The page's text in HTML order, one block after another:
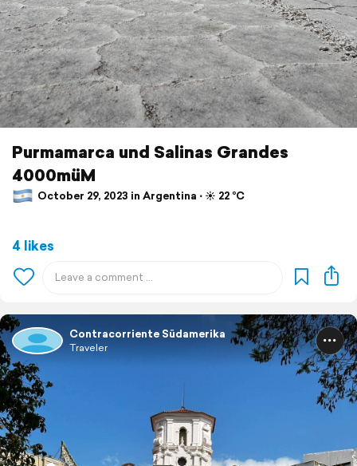
Purmamarca und Salinas Grandes
4000müM
October 29, 2023 in Argentina ⋅ ☀️ 22 °C
4 likes
Contracorriente Südamerika
Traveler